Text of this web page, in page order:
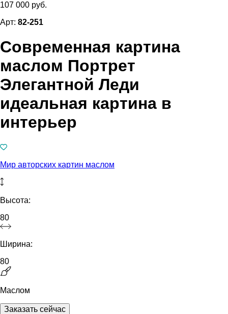
107 000 руб.
Арт: 82-251
Современная картина
маслом Портрет
Элегантной Леди
идеальная картина в
интерьер
Мир авторских картин маслом
Высота:
80
Ширина:
80
Маслом
Заказать сейчас